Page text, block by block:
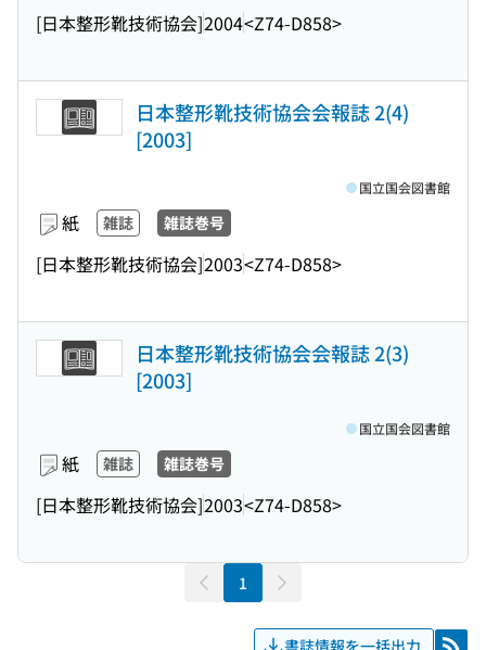
[日本整形靴技術協会]2004<Z74-D858>
日本整形靴技術協会会報誌 2(4)
[2003]
紙 雑誌 雑誌巻号
[日本整形靴技術協会]2003<Z74-D858>
国立国会図書館
日本整形靴技術協会会報誌 2(3)
[2003]
紙 雑誌 雑誌巻号
[日本整形靴技術協会]2003<Z74-D858>
国立国会図書館
1
書誌情報を一括出力